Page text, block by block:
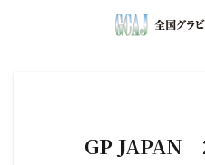
GP JAPAN